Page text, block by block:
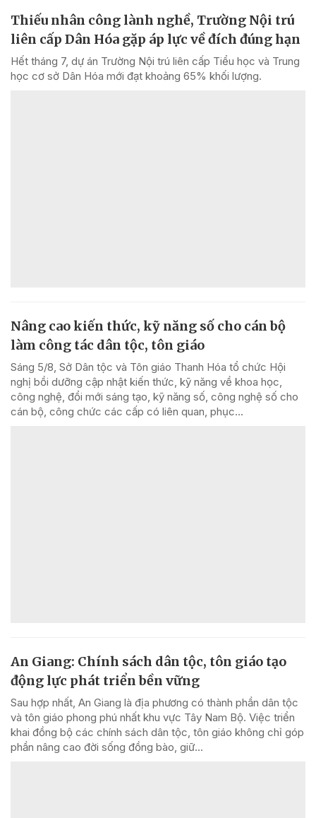
Thiếu nhân công lành nghề, Trường Nội trú
liên cấp Dân Hóa gặp áp lực về đích đúng hạn
Hết tháng 7, dự án Trường Nội trú liên cấp Tiểu học và Trung
học cơ sở Dân Hóa mới đạt khoảng 65% khối lượng.
Nâng cao kiến thức, kỹ năng số cho cán bộ
làm công tác dân tộc, tôn giáo
Sáng 5/8, Sở Dân tộc và Tôn giáo Thanh Hóa tổ chức Hội
nghị bồi dưỡng cập nhật kiến thức, kỹ năng về khoa học,
công nghệ, đổi mới sáng tạo, kỹ năng số, công nghệ số cho
cán bộ, công chức các cấp có liên quan, phục...
An Giang: Chính sách dân tộc, tôn giáo tạo
động lực phát triển bền vững
Sau hợp nhất, An Giang là địa phương có thành phần dân tộc
và tôn giáo phong phú nhất khu vực Tây Nam Bộ. Việc triển
khai đồng bộ các chính sách dân tộc, tôn giáo không chỉ góp
phần nâng cao đời sống đồng bào, giữ...